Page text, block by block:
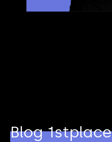
Blog 1stplace